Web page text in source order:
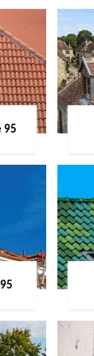
95